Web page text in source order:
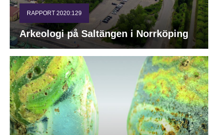
RAPPORT 2020:129
Arkeologi på Saltängen i Norrköping